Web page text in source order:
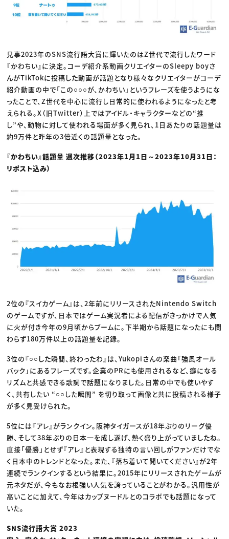
見事2023年のSNS流行語大賞に輝いたのはZ世代で流行したワード
『かわちい』に決定。コーデ紹介系動画クリエイターのSleepy boyさ
んがTikTokに投稿した動画が話題となり様々なクリエイターがコーデ
紹介動画の中で「この○○○が、かわちい」というフレーズを使うようにな
ったことで、Z世代を中心に流行し日常的に使われるようになったと考
えられる。X（旧Twitter）上ではアイドル・キャラクターなどの“推
し”や、動物に対して使われる場面が多く見られ、1日あたりの話題量は
約9万件と昨年の3倍近くの話題量となった。
『かわちい』話題量 週次推移（2023年1月1日～2023年10月31日：
リポスト込み）
2位の『スイカゲーム』は、2年前にリリースされたNintendo Switch
のゲームですが、日本ではゲーム実況者による配信がきっかけで人気
に火が付き今年の9月頃からブームに。下半期から話題になったにも関
わらず180万件以上の話題量を記録。
3位の『○○した瞬間、終わったわ』は、Yukopiさんの楽曲「強風オール
バック」にあるフレーズです。企業のPRにも使用されるなど、癖になる
リズムと共感できる歌詞で話題になりました。日常の中でも使いやす
く、共有したい “○○した瞬間” を切り取って画像と共に投稿される様子
が多く見受けられた。
5位には『アレ』がランクイン。阪神タイガースが18年ぶりのリーグ優
勝、そして38年ぶりの日本一を成し遂げ、熱く盛り上がっていましたね。
直接「優勝」とせず『アレ』と表現する独特の言い回しがファンだけでな
く日本中のトレンドとなった。また、『落ち着いて聞いてください』が2年
連続でランクインするという結果に。2015年にリリースされたゲームが
元ネタだが、今もなお根強い人気を誇っていることがわかる。汎用性が
高いことに加えて、今年はカップヌードルとのコラボでも話題になって
いた。
SNS流行語大賞 2023